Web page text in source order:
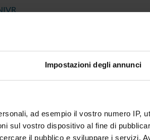
Impostazioni degli annunci
ad esempio il vostro numero IP,
sul vostro dispositivo al fine di
il pubblico e sviluppare i servizi.